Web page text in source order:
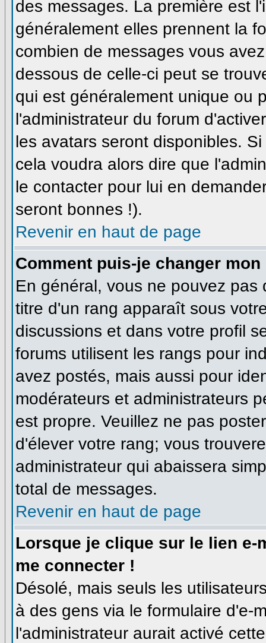
des messages. La première est
généralement elles prennent la
combien de messages vous
dessous de celle-ci peut se
qui est généralement unique ou
l'administrateur du forum
les avatars seront disponibles.
cela voudra alors dire que
le contacter pour lui en
seront bonnes !).
Revenir en haut de page
Comment puis-je changer mon
En général, vous ne pouvez
titre d'un rang apparaît sous
discussions et dans votre profil
forums utilisent les rangs pour
avez postés, mais aussi pour
modérateurs et administrateurs
est propre. Veuillez ne pas
d'élever votre rang; vous
administrateur qui abaissera
total de messages.
Revenir en haut de page
Lorsque je clique sur le lien e-
me connecter !
Désolé, mais seuls les
à des gens via le formulaire d'e-
l'administrateur aurait activé